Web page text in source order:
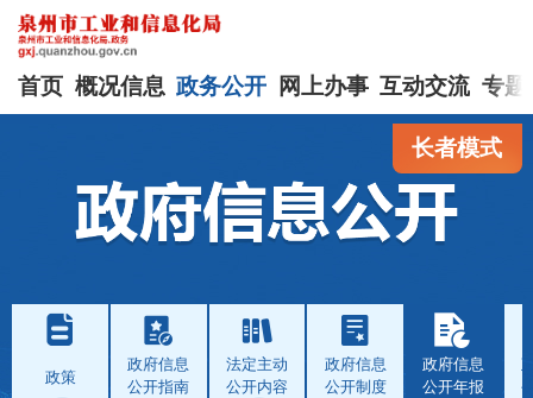
首页 概况信息 政务公开 网上办事 互动交流 专题
长者模式
政策
政府信息
公开指南
法定主动
公开内容
政府信息
公开制度
政府信息
公开年报